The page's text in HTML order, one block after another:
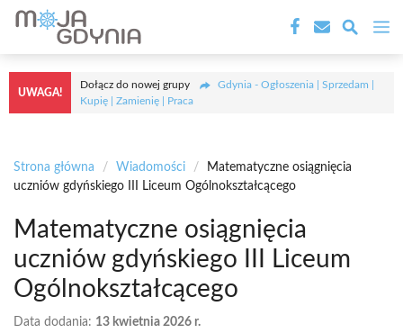
Przejdź
treści
UWAGA!
Dołącz do nowej grupy
Gdynia - Ogłoszenia | Sprzedam |
Kupię | Zamienię | Praca
Strona główna / Wiadomości /
Matematyczne osiągnięcia
uczniów gdyńskiego III Liceum Ogólnokształcącego
Matematyczne osiągnięcia
uczniów gdyńskiego III Liceum
Ogólnokształcącego
Data dodania: 13 kwietnia 2026 r.